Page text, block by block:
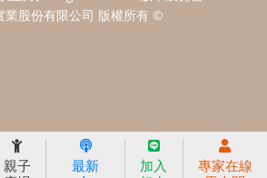
親子
最新
加入
專家在線